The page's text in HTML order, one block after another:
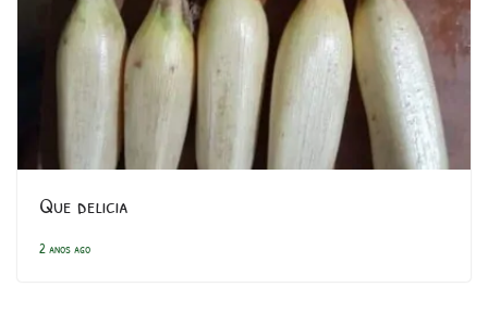
Que delicia
2 anos ago